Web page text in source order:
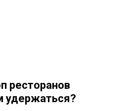
ресторанов
удержаться?